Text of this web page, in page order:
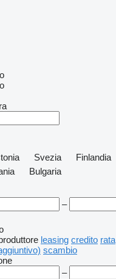
Svezia Finlandia
Bulgaria
–
leasing credito rata
scambio
–